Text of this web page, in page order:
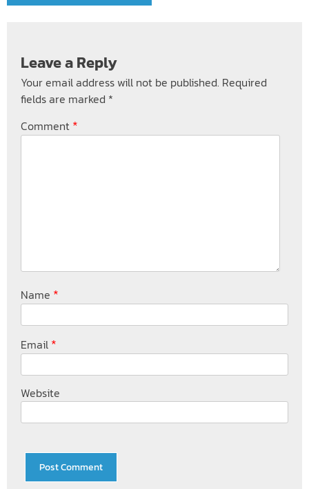
Leave a Reply
Your email address will not be published. Required
fields are marked *
Comment *
Name *
Email *
Website